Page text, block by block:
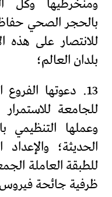
بالحجر الصحي
للانتصار على هذه
بلدان العالم؛
13. دعوتها
للجامعة
وعملها التنظيمي
الحديثة؛
ظرفية جائحة فيروس